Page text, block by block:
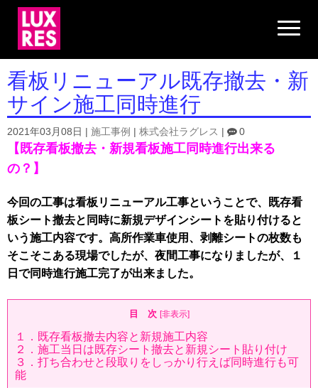
N
a
i
g
a
o
看板リニューアル既存撤去・新
サイン施工同時進行
2021年03月08日 施工事例 株式会社ラグレス 0
【既存看板撤去・新規看板施工同時進行出来る
の？】
今回の工事は看板リニューアル工事ということで、既存看
板シート撤去と同時に新規デザインシートを貼り付けると
いう施工内容です。高所作業車使用、剥離シートの枚数も
そこそこある現場でしたが、夜間工事になりましたが、１
日で同時進行施工完了が出来ました。
目 次 [非表示]
１．既存看板撤去内容と新規施工内容
２．施工当日は既存シート撤去と新規シート貼り付け
３．打ち合わせと段取りをしっかり行えば同時進行も可
能